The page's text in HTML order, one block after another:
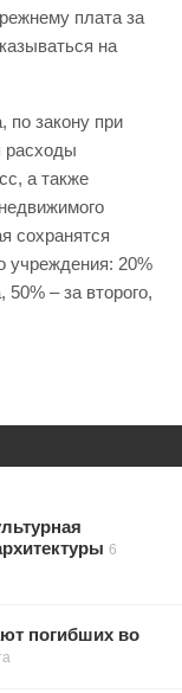
плата за
на
по закону при
расходы
а также
сохранятся
учреждения: 20%
50% – за второго,
6
погибших во